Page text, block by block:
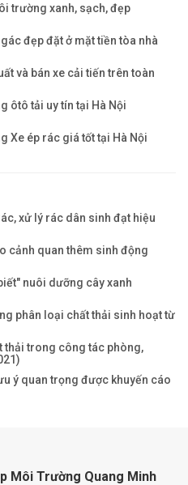
trường xanh, sạch, đẹp
đẹp đặt ở mặt tiền tòa nhà
và bán xe cải tiến trên toàn
ôtô tải uy tín tại Hà Nội
Xe ép rác giá tốt tại Hà Nội
xử lý rác dân sinh đạt hiệu
cảnh quan thêm sinh động
nuôi dưỡng cây xanh
phân loại chất thải sinh hoạt từ
thải trong công tác phòng,
)
ý quan trọng được khuyến cáo
Môi Trường Quang Minh